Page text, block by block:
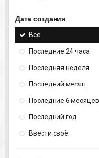
Дата создания
Все
Последние 24 часа
Последняя неделя
Последний месяц
Последние 6 месяцев
Последний год
Ввести своё